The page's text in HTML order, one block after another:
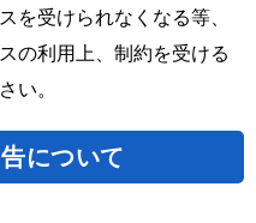
を受けられなくなる等、
の利用上、制約を受ける
い。
について